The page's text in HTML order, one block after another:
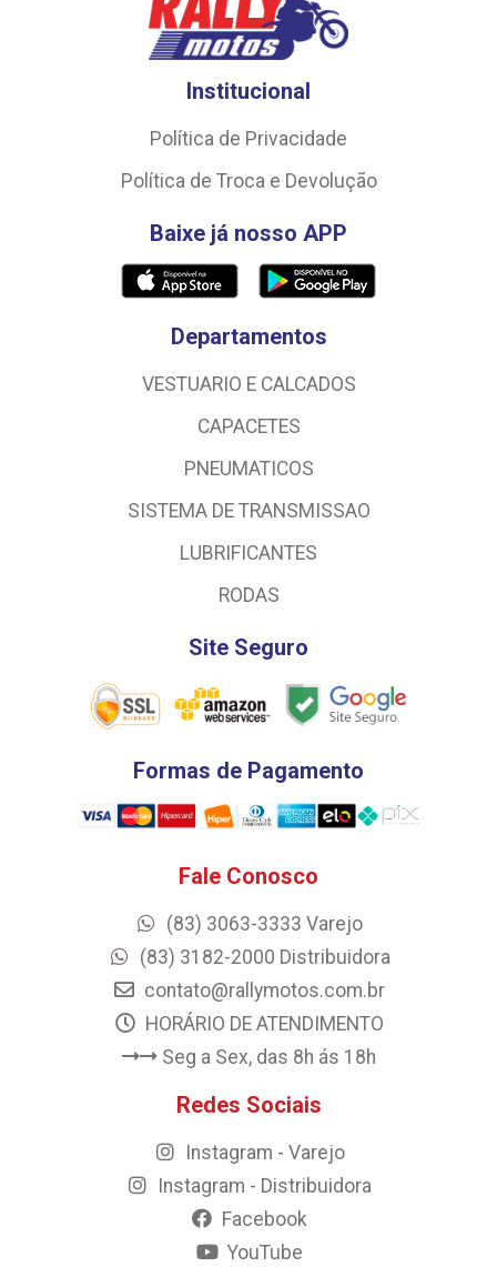
Institucional
Política de Privacidade
Política de Troca e Devolução
Baixe já nosso APP
Departamentos
VESTUARIO E CALCADOS
CAPACETES
PNEUMATICOS
SISTEMA DE TRANSMISSAO
LUBRIFICANTES
RODAS
Site Seguro
Formas de Pagamento
Fale Conosco
(83) 3063-3333 Varejo
(83) 3182-2000 Distribuidora
contato@rallymotos.com.br
HORÁRIO DE ATENDIMENTO
Seg a Sex, das 8h ás 18h
Redes Sociais
Instagram - Varejo
Instagram - Distribuidora
Facebook
YouTube